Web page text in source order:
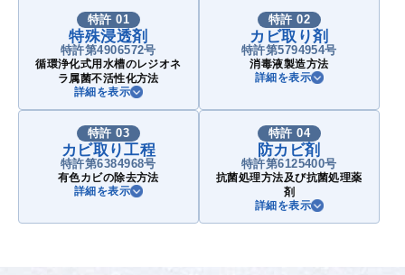
特許 01
特殊浸透剤
特許第4906572号
循環浄化式用水槽のレジオネ
ラ属菌不活性化方法
詳細を表示
特許 02
カビ取り剤
特許第5794954号
消毒液製造方法
詳細を表示
特許 03
カビ取り工程
特許第6384968号
有色カビの除去方法
詳細を表示
特許 04
防カビ剤
特許第6125400号
抗菌処理方法及び抗菌処理薬
剤
詳細を表示